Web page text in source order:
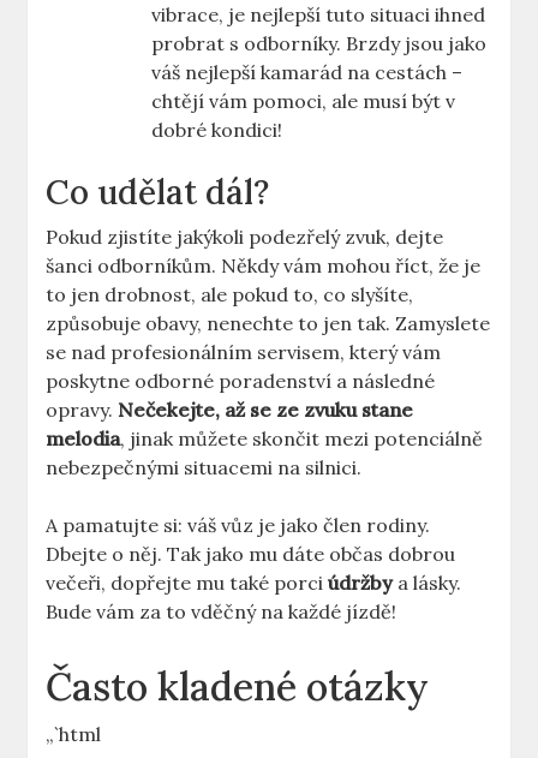
vibrace, je nejlepší tuto situaci ihned
probrat s odborníky. Brzdy jsou jako
váš nejlepší kamarád na cestách –
chtějí vám pomoci, ale musí být v
dobré kondici!
Co udělat dál?
Pokud zjistíte jakýkoli podezřelý zvuk, dejte
šanci odborníkům. Někdy vám mohou říct, že je
to jen drobnost, ale pokud to, co slyšíte,
způsobuje obavy, nenechte to jen tak. Zamyslete
se nad profesionálním servisem, který vám
poskytne odborné poradenství a následné
opravy. Nečekejte, až se ze zvuku stane
melodia, jinak můžete skončit mezi potenciálně
nebezpečnými situacemi na silnici.
A pamatujte si: váš vůz je jako člen rodiny.
Dbejte o něj. Tak jako mu dáte občas dobrou
večeři, dopřejte mu také porciúdržbya lásky.
Bude vám za to vděčný na každé jízdě!
Často kladené otázky
„`html